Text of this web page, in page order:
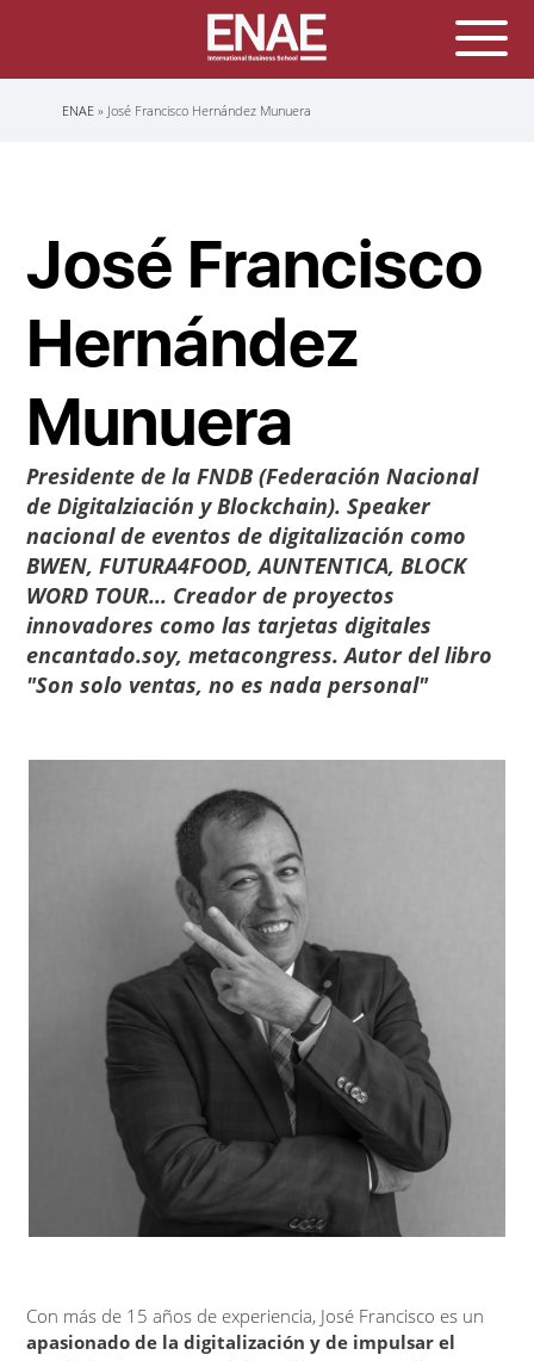
Sobrescribir
ENAE José Francisco Hernández Munuera
José Francisco
Hernández
Munuera
Presidente de la FNDB (Federación Nacional
de Digitalziación y Blockchain). Speaker
nacional de eventos de digitalización como
BWEN, FUTURA4FOOD, AUNTENTICA, BLOCK
WORD TOUR... Creador de proyectos
innovadores como las tarjetas digitales
encantado.soy, metacongress. Autor del libro
"Son solo ventas, no es nada personal"
Con más de 15 años de experiencia, José Francisco es un
apasionado de la digitalización y de impulsar el